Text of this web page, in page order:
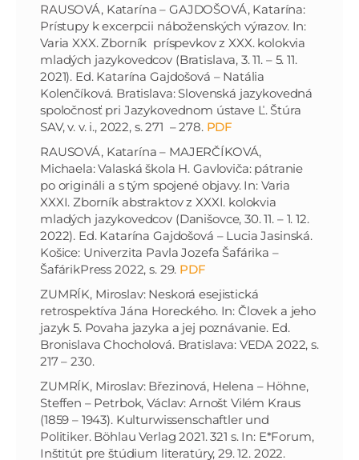
RAUSOVÁ, Katarína – GAJDOŠOVÁ, Katarína:
Prístupy k excerpcii náboženských výrazov. In:
Varia XXX. Zborník príspevkov z XXX. kolokvia
mladých jazykovedcov (Bratislava, 3. 11. – 5. 11.
2021). Ed. Katarína Gajdošová – Natália
Kolenčíková. Bratislava: Slovenská jazykovedná
spoločnosť pri Jazykovednom ústave Ľ. Štúra
SAV, v. v. i., 2022, s. 271 – 278. PDF
RAUSOVÁ, Katarína – MAJERČÍKOVÁ,
Michaela: Valaská škola H. Gavloviča: pátranie
po origináli a s tým spojené objavy. In: Varia
XXXI. Zborník abstraktov z XXXI. kolokvia
mladých jazykovedcov (Danišovce, 30. 11. – 1. 12.
2022). Ed. Katarína Gajdošová – Lucia Jasinská.
Košice: Univerzita Pavla Jozefa Šafárika –
ŠafárikPress 2022, s. 29. PDF
ZUMRÍK, Miroslav: Neskorá esejistická
retrospektíva Jána Horeckého. In: Človek a jeho
jazyk 5. Povaha jazyka a jej poznávanie. Ed.
Bronislava Chocholová. Bratislava: VEDA 2022, s.
217 – 230.
ZUMRÍK, Miroslav: Březinová, Helena – Höhne,
Steffen – Petrbok, Václav: Arnošt Vilém Kraus
(1859 – 1943). Kulturwissenschaftler und
Politiker. Böhlau Verlag 2021. 321 s. In: E*Forum,
Inštitút pre štúdium literatúry, 29. 12. 2022.